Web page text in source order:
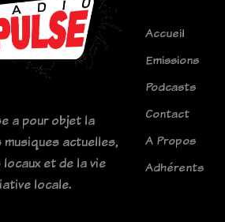
a pour objet la
actuelles,
et de la vie
locale.
Accueil
Emissions
Podcasts
Contact
A Propos
Adhérents